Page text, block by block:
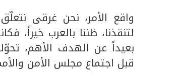
واقع الأمر، نحن غرقى
لتنقذنا، ظننا بالعرب خيراً،
بعيداً عن الهدف الأهم،
قبل اجتماع مجلس الأمن